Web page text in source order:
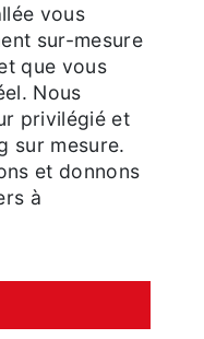
vous
sur-mesure
que vous
Nous
privilégié et
sur mesure.
et donnons
à